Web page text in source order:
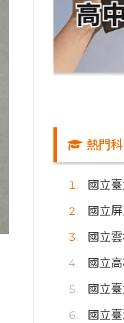
熱門
國立
國立
國立
國立
國立
國立